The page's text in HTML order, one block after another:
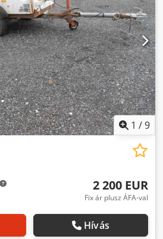
1 /9
2 200 EUR
Fix ár plusz ÁFA-val
Hívás